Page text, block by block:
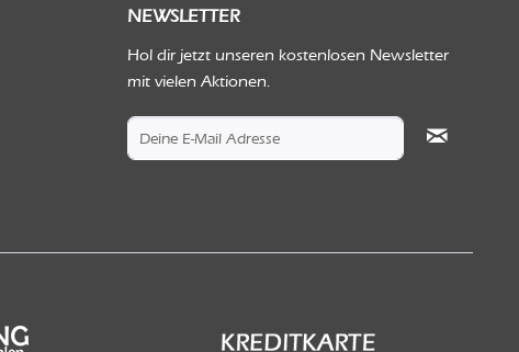
NEWSLETTER
Hol dir jetzt unseren kostenlosen Newsletter
mit vielen Aktionen.